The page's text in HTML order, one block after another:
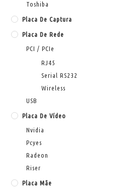
Toshiba
Placa De Captura
Placa De Rede
PCI / PCIe
RJ45
Serial RS232
Wireless
USB
Placa De Vídeo
Nvidia
Pcyes
Radeon
Riser
Placa Mãe